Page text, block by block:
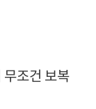
무조건 보복